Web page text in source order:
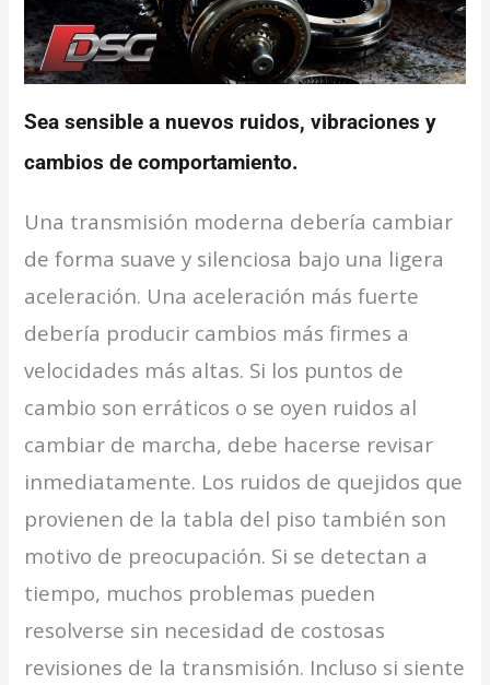
Sea sensible a nuevos ruidos, vibraciones y
cambios de comportamiento.
Una transmisión moderna debería cambiar
de forma suave y silenciosa bajo una ligera
aceleración. Una aceleración más fuerte
debería producir cambios más firmes a
velocidades más altas. Si los puntos de
cambio son erráticos o se oyen ruidos al
cambiar de marcha, debe hacerse revisar
inmediatamente. Los ruidos de quejidos que
provienen de la tabla del piso también son
motivo de preocupación. Si se detectan a
tiempo, muchos problemas pueden
resolverse sin necesidad de costosas
revisiones de la transmisión. Incluso si siente